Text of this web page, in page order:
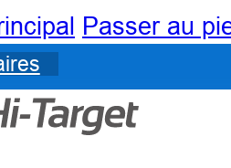
Passer au